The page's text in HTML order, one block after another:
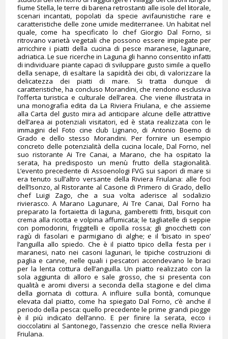
fiume Stella, le terre di barena retrostanti alle isole del litorale,
scenari incantati, popolati da specie avifaunistiche rare e
caratteristiche delle zone umide mediterranee. Un habitat nel
quale, come ha specificato lo chef Giorgio Dal Forno, si
ritrovano varietà vegetali che possono essere impiegate per
arricchire i piatti della cucina di pesce maranese, lagunare,
adriatica. Le sue ricerche in Laguna gli hanno consentito infatti
di individuare piante capaci di sviluppare gusto simile a quello
della senape, di esaltare la sapidità dei cibi, di valorizzare la
delicatezza dei piatti di mare. Si tratta dunque di
caratteristiche, ha concluso Morandini, che rendono esclusiva
l’offerta turistica e culturale dell’area. Che viene illustrata in
una monografia edita da La Riviera Friulana, e che assieme
alla Carta del gusto mira ad anticipare alcune delle attrattive
dell’area ai potenziali visitatori, ed è stata realizzata con le
immagini del Foto cine club Lignano, di Antonio Boemo di
Grado e dello stesso Morandini. Per fornire un esempio
concreto delle potenzialità della cucina locale, Dal Forno, nel
suo ristorante Ai Tre Canai, a Marano, che ha ospitato la
serata, ha predisposto un menù frutto della stagionalità.
L’evento precedente di Assoenologi FVG sui sapori di mare si
era tenuto sull’altro versante della Riviera Friulana: alle foci
dell’Isonzo, al Ristorante al Casone di Primero di Grado, dello
chef Luigi Zago, che a sua volta aderisce al sodalizio
rivierasco. A Marano Lagunare, Ai Tre Canai, Dal Forno ha
preparato la fortaietta di laguna, gamberetti fritti, bisquit con
crema alla ricotta e volpina affumicata; le tagliatelle di seppie
con pomodorini, friggitelli e cipolla rossa; gli gnocchetti con
ragù di fasolari e parmigiano di alghe; e il ‘bisato in speo’
l’anguilla allo spiedo. Che è il piatto tipico della festa per i
maranesi, nato nei casoni lagunari, le tipiche costruzioni di
paglia e canne, nelle quali i pescatori accendevano le braci
per la lenta cottura dell’anguilla. Un piatto realizzato con la
sola aggiunta di alloro e sale grosso, che si presenta con
qualità e aromi diversi a seconda della stagione e del clima
della giornata di cottura. A influire sulla bontà, comunque
elevata dal piatto, come ha spiegato Dal Forno, c’è anche il
periodo della pesca: quello precedente le prime grandi piogge
è il più indicato dell’anno. E per finire la serata, ecco i
cioccolatini al Santonego, l’assenzio che cresce nella Riviera
Friulana.